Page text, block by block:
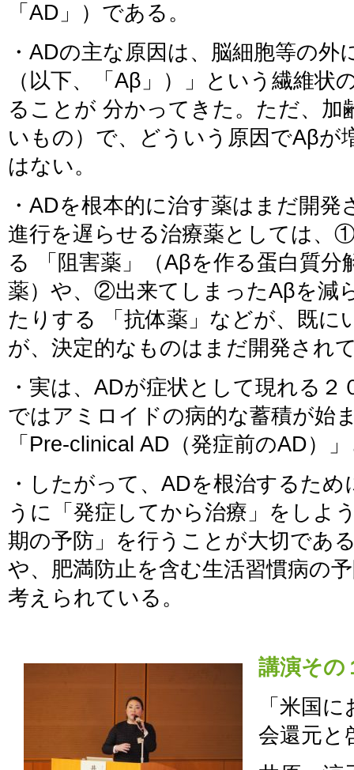
「AD」）である。
・ADの主な原因は、脳細胞等の
（以下、「Aβ」）」という繊維状
ることが 分かってきた。ただ、加
いもの）で、どういう原因でAβが
はない。
・ADを根本的に治す薬はまだ開
進行を遅らせる治療薬としては、
る 「阻害薬」（Aβを作る蛋白質
薬）や、②出来てしまったAβを減
たりする 「抗体薬」などが、既に
が、決定的なものはまだ開発され
・実は、ADが症状として現れる
ではアミロイドの病的な蓄積が始
「Pre-clinical AD（発症前のAD）
・したがって、ADを根治するた
うに「発症してから治療」をしよ
期の予防」を行うことが大切であ
や、肥満防止を含む生活習慣病の
考えられている。
講演その
「米国
会還元と